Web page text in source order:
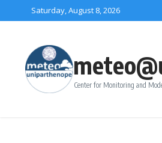
Skip to contentSaturday, August 8, 2026
Center for Monitoring and